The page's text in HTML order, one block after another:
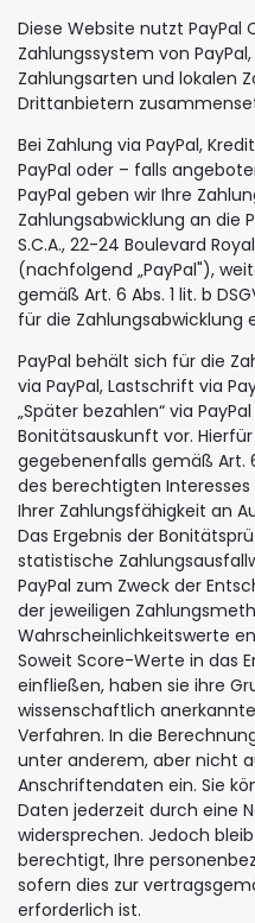
Diese Website nutzt PayPal
Zahlungssystem von
Zahlungsarten und lokalen
Drittanbietern
Bei Zahlung via PayPal,
PayPal oder – falls
PayPal geben wir Ihre
Zahlungsabwicklung an die
S.C.A., 22-24 Boulevard
(nachfolgend „PayPal"),
gemäß Art. 6 Abs. 1 lit. b
für die Zahlungsabwicklung
PayPal behält sich für die
via PayPal, Lastschrift via
„Später bezahlen“ via
Bonitätsauskunft vor.
gegebenenfalls gemäß Art.
des berechtigten Interesses
Ihrer Zahlungsfähigkeit an
Das Ergebnis der
statistische
PayPal zum Zweck der
der jeweiligen
Wahrscheinlichkeitswerte
Soweit Score-Werte in das
einfließen, haben sie ihre
wissenschaftlich
Verfahren. In die
unter anderem, aber nicht
Anschriftendaten ein. Sie
Daten jederzeit durch eine
widersprechen. Jedoch
berechtigt, Ihre
sofern dies zur
erforderlich ist.